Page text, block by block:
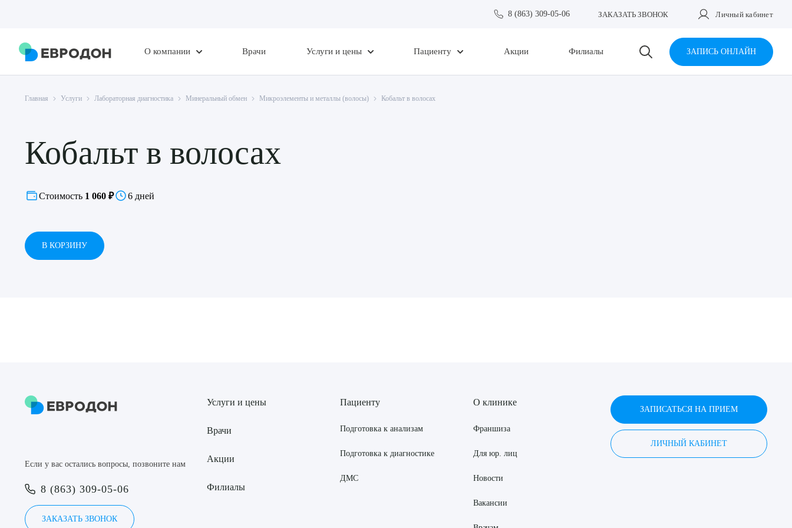
8 (863) 309-05-06 ЗАКАЗАТЬ ЗВОНОК Личный кабинет
О компании Врачи Услуги и цены Пациенту Акции Филиалы ЗАПИСЬ ОНЛАЙН
Главная Услуги Лабораторная диагностика Минеральный обмен Микроэлементы и металлы (волосы) Кобальт в волосах
Кобальт в волосах
Стоимость 1 060 ₽ 6 дней
В КОРЗИНУ
Если у вас остались вопросы, позвоните нам
8 (863) 309-05-06
ЗАКАЗАТЬ ЗВОНОК
Услуги и цены
Врачи
Акции
Филиалы
Пациенту
Подготовка к анализам
Подготовка к диагностике
ДМС
О клинике
Франшиза
Для юр. лиц
Новости
Вакансии
ЗАПИСАТЬСЯ НА ПРИЕМ
ЛИЧНЫЙ КАБИНЕТ